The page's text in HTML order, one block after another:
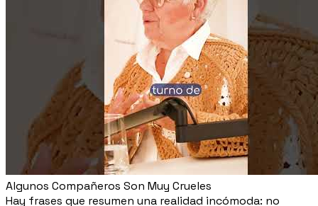
Algunos Compañeros Son Muy Crueles
Hay frases que resumen una realidad incómoda: no